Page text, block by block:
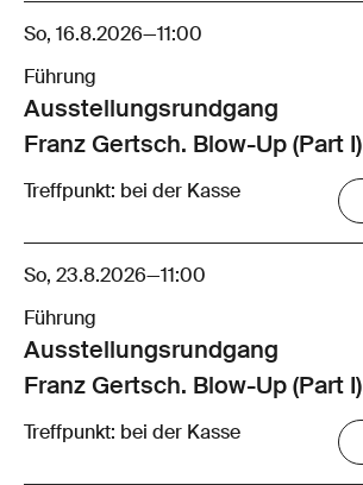
So, 16.8.2026—11:00
Führung
Ausstellungsrund­gang
Franz Gertsch. Blow-Up (Part I)
Treffpunkt: bei der Kasse
So, 23.8.2026—11:00
Führung
Ausstellungsrund­gang
Franz Gertsch. Blow-Up (Part I)
Treffpunkt: bei der Kasse